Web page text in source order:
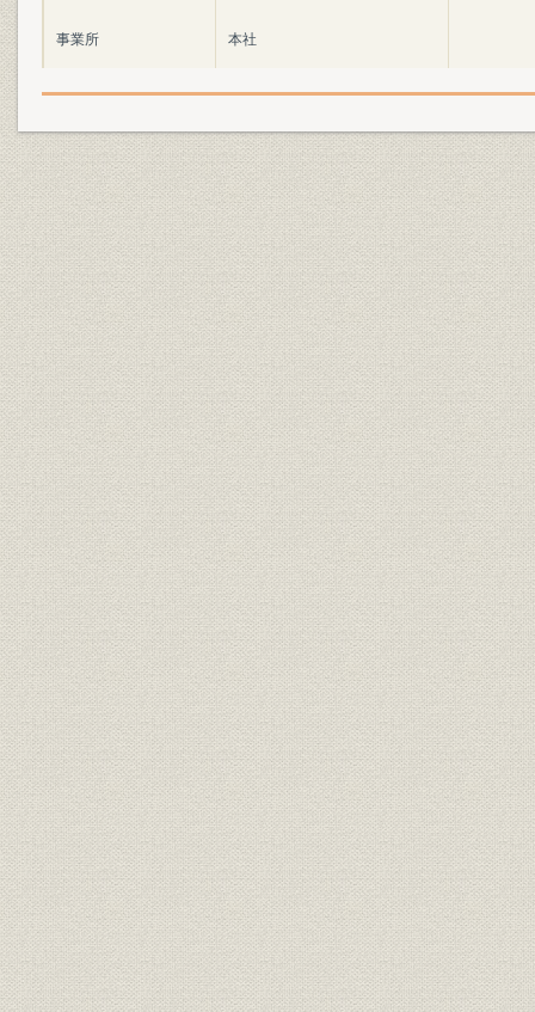
事業所 本社
社訓 社是
社歌 社歌
沿革 消防機器とともに 明治40・
製品
技術の粋を集めて―現在活躍す
る近代的消防自動車・消化器